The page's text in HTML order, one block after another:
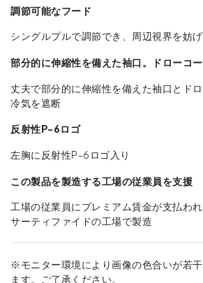
調節可能なフード
シングルプルで調節でき、周辺視界を妨
部分的に伸縮性を備えた袖口。ドローコ
丈夫で部分的に伸縮性を備えた袖口とド
冷気を遮断
反射性P-6ロゴ
左胸に反射性P-6ロゴ入り
この製品を製造する工場の従業員を支援
工場の従業員にプレミアム賃金が支払わ
サーティファイドの工場で製造
※モニター環境により画像の色合いが若
ます。ご了承ください。